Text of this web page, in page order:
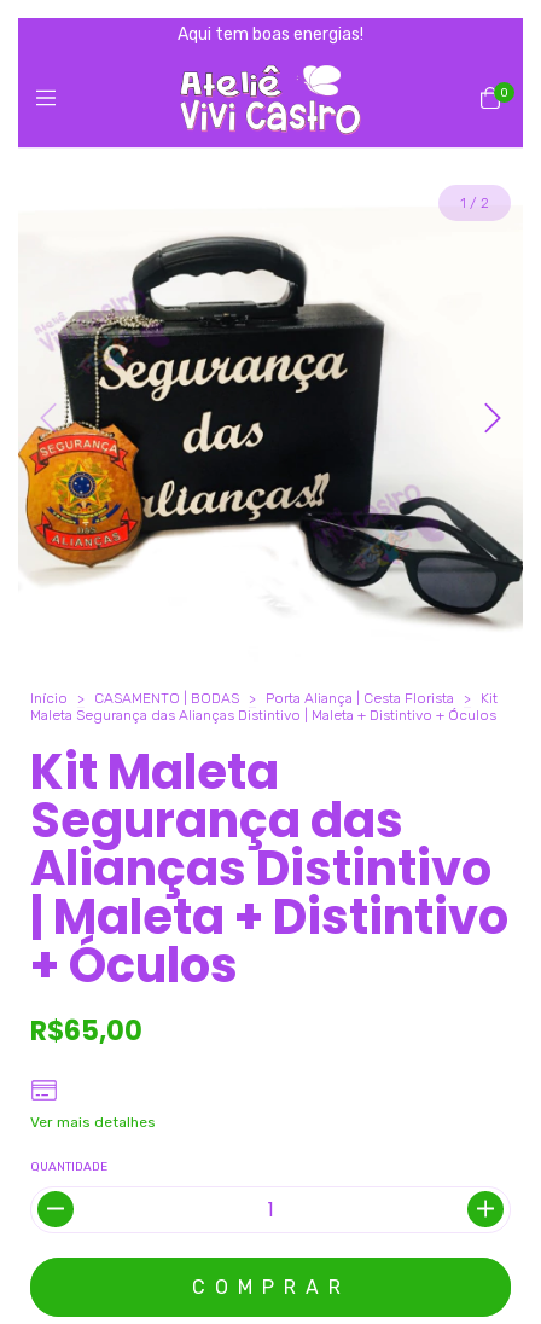
Aqui tem boas energias!
0
1 / 2
Início > CASAMENTO | BODAS > Porta Aliança | Cesta Florista >
Kit
Maleta Segurança das Alianças Distintivo | Maleta + Distintivo + Óculos
Kit Maleta
Segurança das
Alianças Distintivo
| Maleta + Distintivo
+ Óculos
R$65,00
Ver mais detalhes
QUANTIDADE